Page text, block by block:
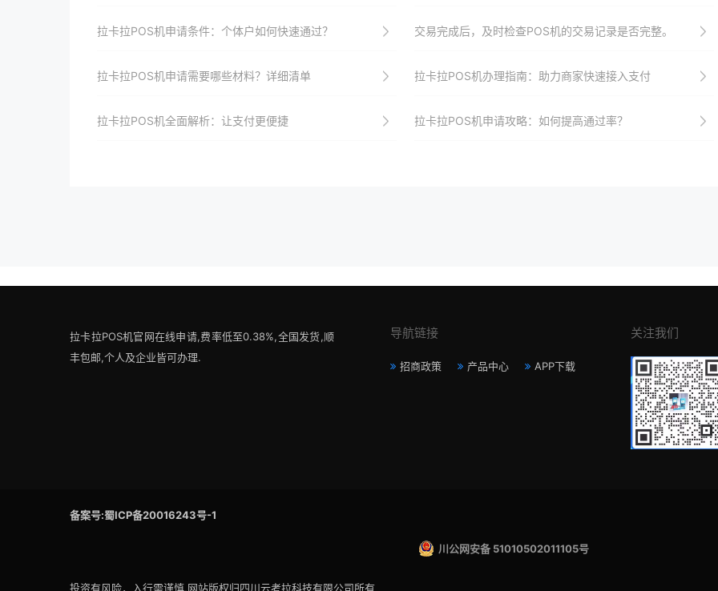
拉卡拉POS机申请条件：个体户如何快速通过？ 交易完成后，及时检查POS机的交易记录是否完整。
拉卡拉POS机申请需要哪些材料？详细清单 拉卡拉POS机办理指南：助力商家快速接入支付
拉卡拉POS机全面解析：让支付更便捷 拉卡拉POS机申请攻略：如何提高通过率？
拉卡拉POS机官网在线申请,费率低至0.38%,全国发货,顺
丰包邮,个人及企业皆可办理.
导航链接
招商政策 产品中心 APP下载
关注我们
备案号:蜀ICP备20016243号-1
川公网安备 51010502011105号
投资有风险，入行需谨慎,网站版权归四川云考拉科技有限公司所有